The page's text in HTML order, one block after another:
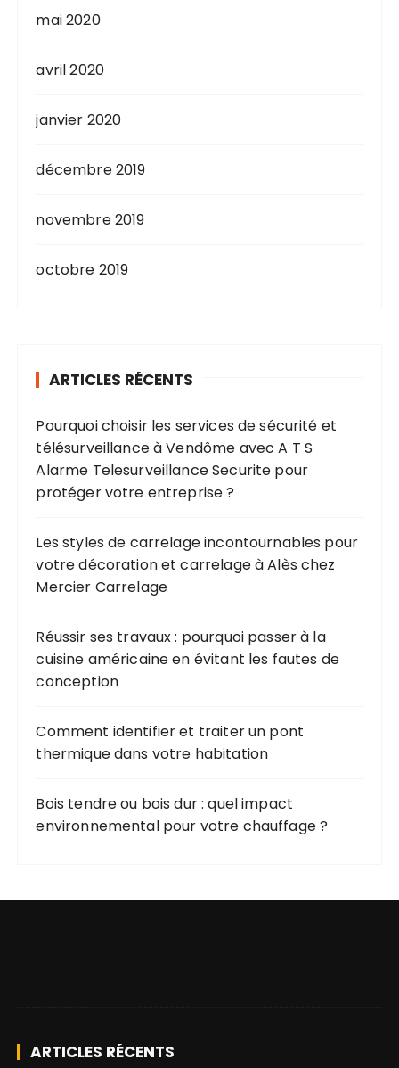
mai 2020
avril 2020
janvier 2020
décembre 2019
novembre 2019
octobre 2019
ARTICLES RÉCENTS
Pourquoi choisir les services de sécurité et
télésurveillance à Vendôme avec A T S
Alarme Telesurveillance Securite pour
protéger votre entreprise ?
Les styles de carrelage incontournables pour
votre décoration et carrelage à Alès chez
Mercier Carrelage
Réussir ses travaux : pourquoi passer à la
cuisine américaine en évitant les fautes de
conception
Comment identifier et traiter un pont
thermique dans votre habitation
Bois tendre ou bois dur : quel impact
environnemental pour votre chauffage ?
ARTICLES RÉCENTS